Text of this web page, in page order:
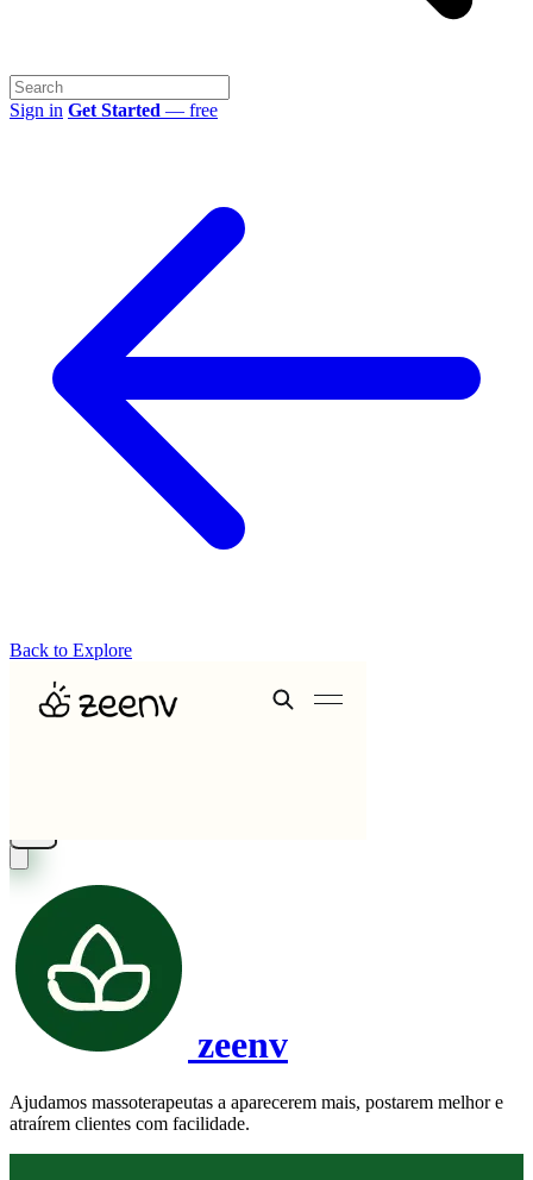
Sign in Get Started — free
Back to Explore
zeenv
Ajudamos massoterapeutas a aparecerem mais, postarem melhor e
atraírem clientes com facilidade.